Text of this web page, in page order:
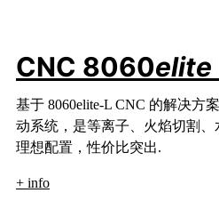
CNC 8060elite
基于 8060elite-L CNC 的解决方
动系统，是等离子、火焰切割
理想配置，性价比突出.
+ info